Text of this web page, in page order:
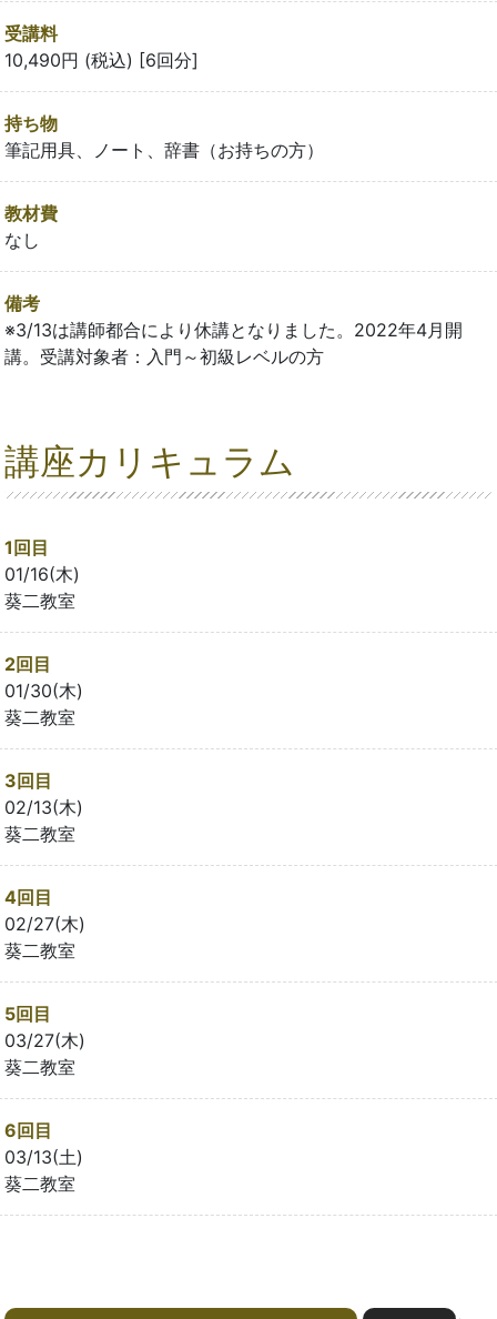
受講料
10,490円 (税込) [6回分]
持ち物
筆記用具、ノート、辞書（お持ちの方）
教材費
なし
備考
※3/13は講師都合により休講となりました。2022年4月開
講。受講対象者：入門～初級レベルの方
講座カリキュラム
1回目
01/16(木)
葵二教室
2回目
01/30(木)
葵二教室
3回目
02/13(木)
葵二教室
4回目
02/27(木)
葵二教室
5回目
03/27(木)
葵二教室
6回目
03/13(土)
葵二教室